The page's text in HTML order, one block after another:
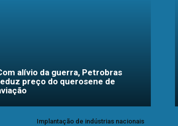
alívio da guerra, Petrobras
preço do querosene de
Implantação de indústrias nacionais